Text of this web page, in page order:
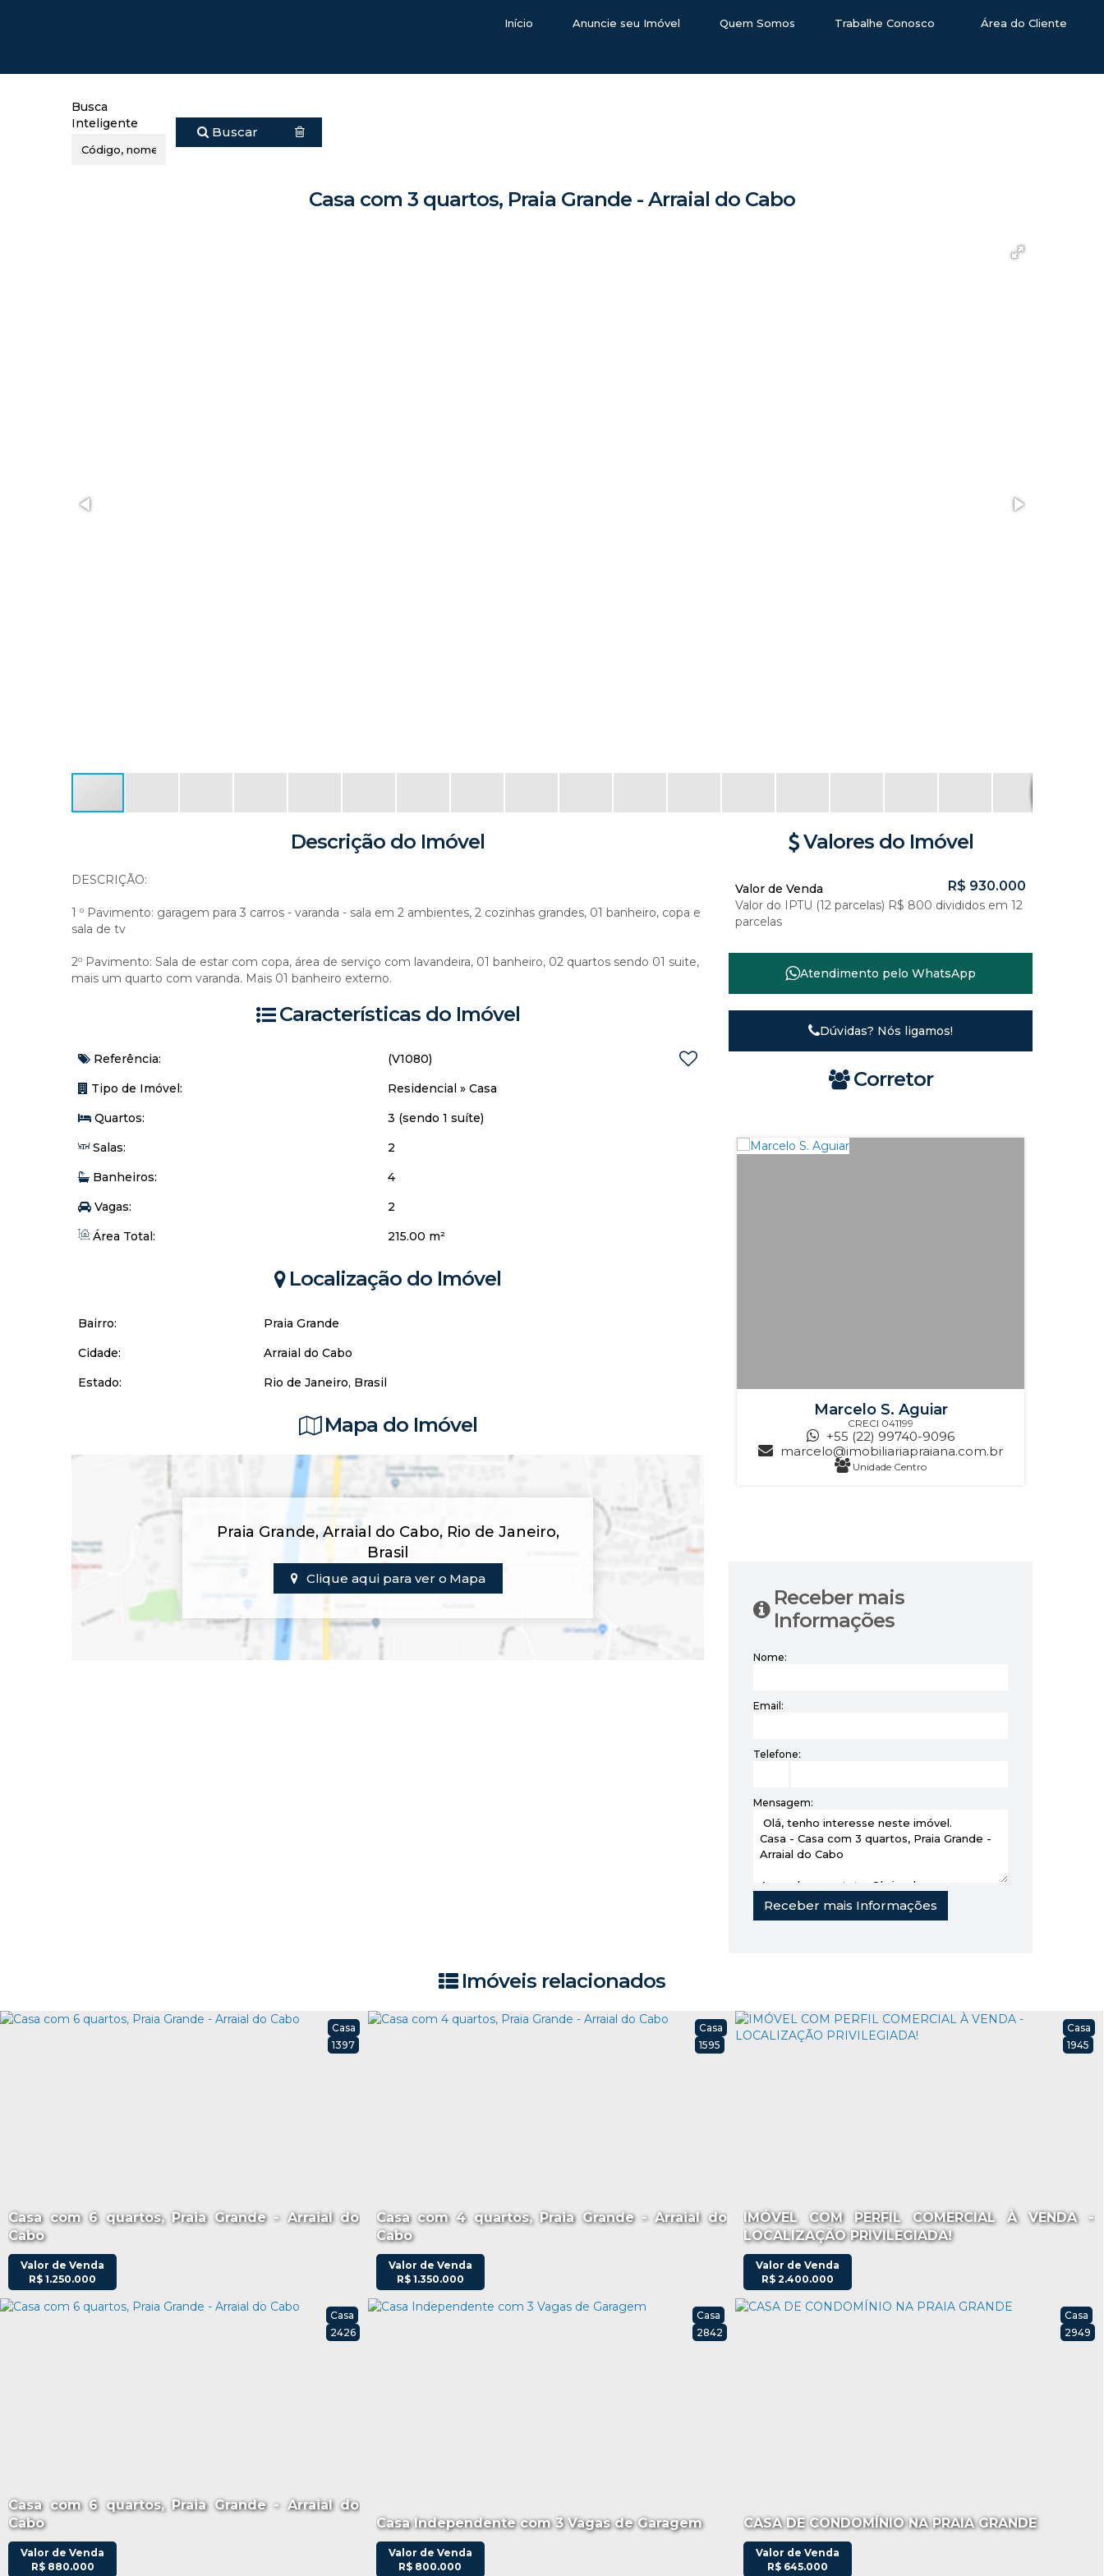
Anuncie seu Imóvel Quem Somos Trabalhe Conosco Área do Cliente
Início
Busca
Inteligente
Buscar
Casa com 3 quartos, Praia Grande - Arraial do Cabo
Descrição do Imóvel
DESCRIÇÃO:
1 º Pavimento: garagem para 3 carros - varanda - sala em 2 ambientes, 2 cozinhas grandes, 01 banheiro, copa e
sala de tv
2º Pavimento: Sala de estar com copa, área de serviço com lavandeira, 01 banheiro, 02 quartos sendo 01 suite,
mais um quarto com varanda. Mais 01 banheiro externo.
Características do Imóvel
Referência:
(V1080)
Tipo de Imóvel:
Residencial » Casa
Quartos:
3 (sendo 1 suíte)
Salas:
2
Banheiros:
4
Vagas:
2
Área Total:
215.00 m²
Localização do Imóvel
Bairro:
Praia Grande
Cidade:
Arraial do Cabo
Estado:
Rio de Janeiro, Brasil
Mapa do Imóvel
Praia Grande,Arraial do Cabo, Rio de Janeiro,
Brasil
Clique aqui para ver o Mapa
Valores do Imóvel
R$ 930.000
Valor de Venda
Valor do IPTU (12 parcelas) R$ 800 divididos em 12
parcelas
Atendimento pelo WhatsApp
Dúvidas? Nós ligamos!
Corretor
Marcelo S. Aguiar
CRECI 041199
+55 (22) 99740-9096
marcelo@imobiliariapraiana.com.br
Unidade Centro
Receber mais
Informações
Nome:
Email:
Telefone:
Mensagem:
Imóveis relacionados
Casa com 6 quartos, Praia Grande - Arraial do
Cabo
1397
Casa
R$ 1.250.000
Valor de Venda
Casa com 4 quartos, Praia Grande - Arraial do
Cabo
1595
Casa
R$1.350.000
Valor de Venda
IMÓVEL COM PERFIL COMERCIAL À VENDA -
LOCALIZAÇÃO PRIVILEGIADA!
1945
Casa
R$ 2.400.000
Valor de Venda
Casa com 6 quartos, Praia Grande - Arraial do
Cabo
2426
Casa
R$880.000
Valor de Venda
Casa Independente com 3 Vagas de Garagem
2842
Casa
R$ 800.000
Valor de Venda
CASA DE CONDOMÍNIO NA PRAIA GRANDE
2949
Casa
R$ 645.000
Valor de Venda